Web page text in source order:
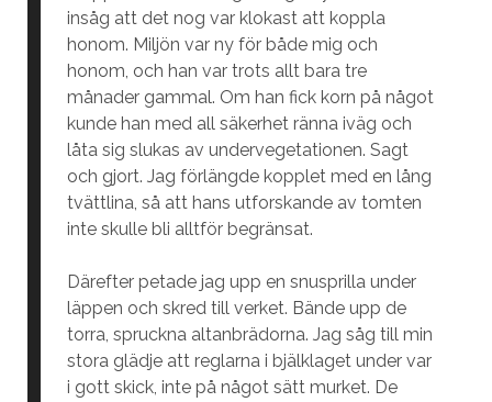
insåg att det nog var klokast att koppla
honom. Miljön var ny för både mig och
honom, och han var trots allt bara tre
månader gammal. Om han fick korn på något
kunde han med all säkerhet ränna iväg och
låta sig slukas av undervegetationen. Sagt
och gjort. Jag förlängde kopplet med en lång
tvättlina, så att hans utforskande av tomten
inte skulle bli alltför begränsat.
Därefter petade jag upp en snusprilla under
läppen och skred till verket. Bände upp de
torra, spruckna altanbrädorna. Jag såg till min
stora glädje att reglarna i bjälklaget under var
i gott skick, inte på något sätt murket. De